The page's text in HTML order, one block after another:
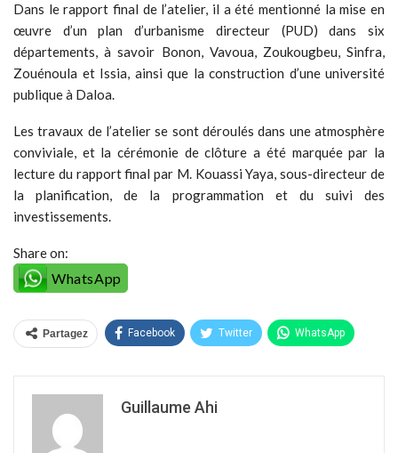
Dans le rapport final de l’atelier, il a été mentionné la mise en
œuvre d’un plan d’urbanisme directeur (PUD) dans six
départements, à savoir Bonon, Vavoua, Zoukougbeu, Sinfra,
Zouénoula et Issia, ainsi que la construction d’une université
publique à Daloa.
Les travaux de l’atelier se sont déroulés dans une atmosphère
conviviale, et la cérémonie de clôture a été marquée par la
lecture du rapport final par M. Kouassi Yaya, sous-directeur de
la planification, de la programmation et du suivi des
investissements.
Share on:
WhatsApp
Partagez Facebook Twitter WhatsApp
Guillaume Ahi